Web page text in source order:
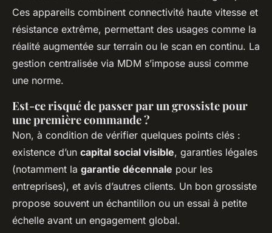
Ces appareils combinent connectivité haute vitesse et
résistance extrême, permettant des usages comme la
réalité augmentée sur terrain ou le scan en continu. La
gestion centralisée via MDM s’impose aussi comme
une norme.
Est-ce risqué de passer par un grossiste pour
une première commande ?
Non, à condition de vérifier quelques points clés :
existence d’un capital social visible, garanties légales
(notamment la garantie décennale pour les
entreprises), et avis d’autres clients. Un bon grossiste
propose souvent un échantillon ou un essai à petite
échelle avant un engagement global.